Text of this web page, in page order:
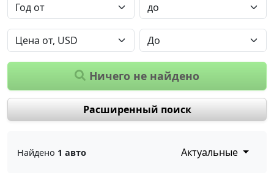
Ничего не найдено
Расширенный поиск
Найдено 1 авто Актуальные